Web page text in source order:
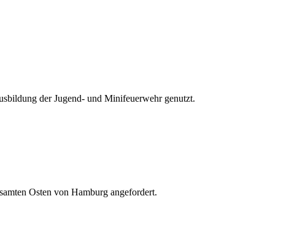
der Jugend- und Minifeuerwehr genutzt.
Osten von Hamburg angefordert.